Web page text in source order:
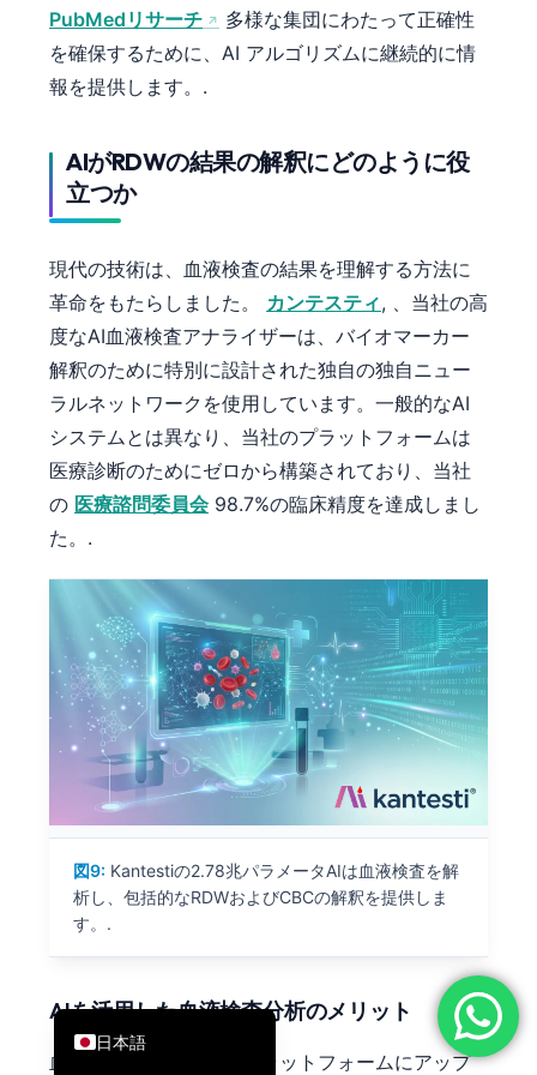
PubMedリサーチ
多様な集団にわたって正確性
を確保するために、AI アルゴリズムに継続的に情
報を提供します。.
AIがRDWの結果の解釈にどのように役
立つか
現代の技術は、血液検査の結果を理解する方法に
革命をもたらしました。 カンテスティ, 、当社の高
度なAI血液検査アナライザーは、バイオマーカー
解釈のために特別に設計された独自の独自ニュー
ラルネットワークを使用しています。一般的なAI
システムとは異なり、当社のプラットフォームは
医療診断のためにゼロから構築されており、当社
の 医療諮問委員会98.7%の臨床精度を達成しまし
た。.
図9: Kantestiの2.78兆パラメータAIは血液検査を解
析し、包括的なRDWおよびCBCの解釈を提供しま
す。.
AIを活用した血液検査分析のメリット
血液検査結果を当社のプラットフォームにアップ
日本語
English
Deutsch
العربية
Français
עִבְרִית
Italiano
Español
Português
Ελληνικά
Türkçe
Română
Български
Dansk
Nederlands
हिन्दी
Bahasa Indonesia
Српски језик
Svenska
Azərbaycan dili
Eesti
Čeština